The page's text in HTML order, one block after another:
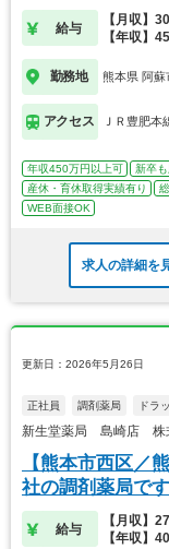
給与
【月収】
【年収】
勤務地 熊本県 阿蘇
アクセス ＪＲ豊肥本
年収450万円以上可 新卒
産休・育休取得実績有り
WEB面接OK
求人の詳細を
更新日：2026年5月26日
正社員 調剤薬局 ドラ
新生堂薬局 島崎店 株
【熊本市西区
社の調剤薬局です
給与
【月収】
【年収】